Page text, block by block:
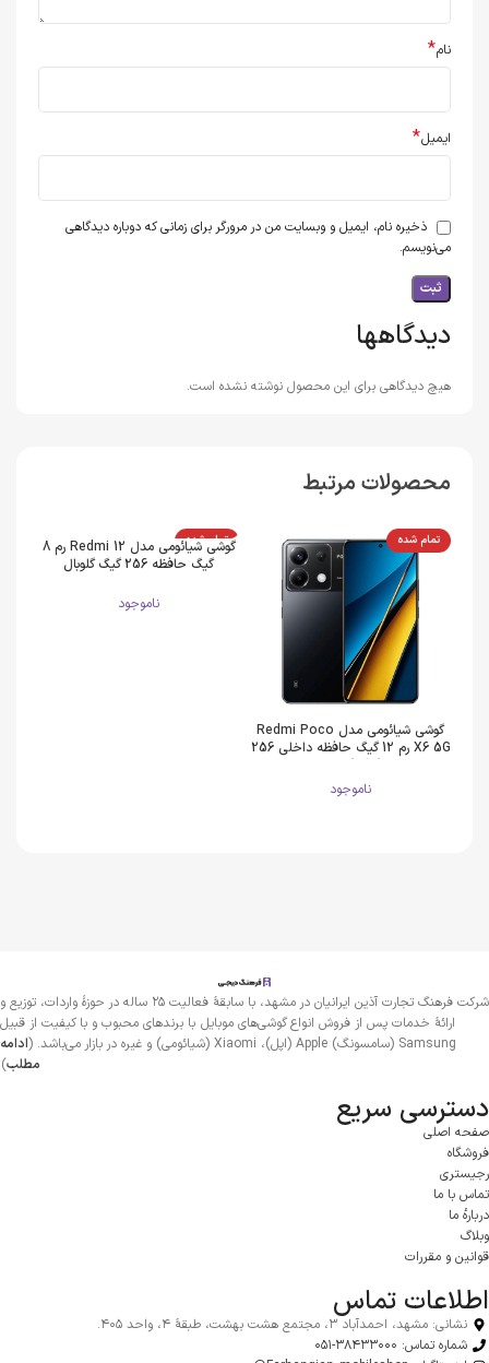
دیدگاهها
هیچ دیدگاهی برای این محصول نوشته نشده است.
نام*
ایمیل*
ذخیره نام، ایمیل و وبسایت من در مرورگر برای زمانی که دوباره دیدگاهی
می‌نویسم.
محصولات مرتبط
تمام شده
گوشی شیائومی مدل Redmi Poco
X6 5G رم 12 گیگ حافظه داخلی 256
گیگ گلوبال
ناموجود
تمام شده
گوشی شیائومی مدل Redmi 12 رم 8
گیگ حافظه 256 گیگ گلوبال
ناموجود
شرکت فرهنگ تجارت آذین ایرانیان در مشهد، با سابقهٔ فعالیت ۲۵ ساله در حوزهٔ واردات، توزیع و
ارائهٔ خدمات پس از فروش انواع گوشی‌های موبایل با برندهای محبوب و با کیفیت از قبیل
Samsung (سامسونگ) Apple (اپل)، Xiaomi (شیائومی)‌ و غیره در بازار می‌باشد. (
ادامه
مطلب)
دسترسی سریع
صفحه اصلی
فروشگاه
رجیستری
تماس با ما
درباره‌ٔ ما
وبلاگ
قوانین و مقررات
اطلاعات تماس
نشانی: مشهد، احمدآباد ۳، مجتمع هشت بهشت، طبقهٔ ۴، واحد ۴۰۵.
شماره تماس: ۳۸۴۳۳۰۰۰-۰۵۱